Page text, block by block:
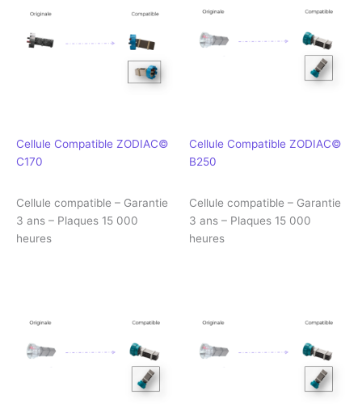
Cellule Compatible ZODIAC©
C170
Cellule compatible – Garantie
3 ans – Plaques 15 000
heures
Cellule Compatible ZODIAC©
B250
Cellule compatible – Garantie
3 ans – Plaques 15 000
heures